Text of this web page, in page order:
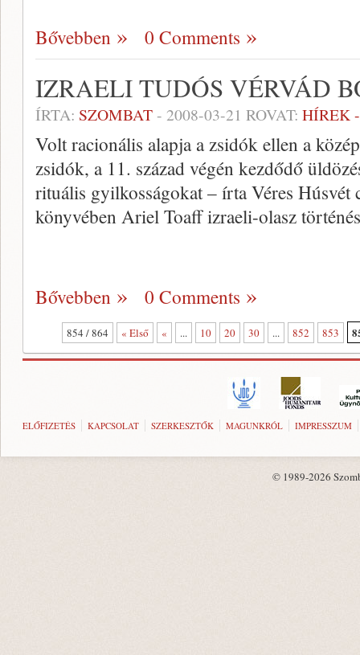
Bővebben 0 Comments
IZRAELI TUDÓS VÉRVÁD
ÍRTA: SZOMBAT- 2008-03-21 ROVAT: HÍREK
Volt racionális alapja a zsidók ellen a
zsidók, a 11. század végén kezdődő
rituális gyilkosságokat – írta Véres Húsvét
könyvében Ariel Toaff izraeli-olasz
Bővebben 0 Comments
854 / 864 « Első « ... 10 20 30 ... 852 853
ELŐFIZETÉS KAPCSOLAT SZERKESZTŐK MAGUNKRÓL IMPRESSZUM
© 1989-2026